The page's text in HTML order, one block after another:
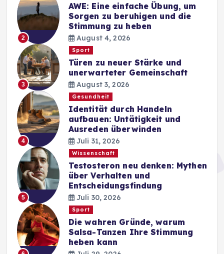
2
AWE: Eine einfache Übung, um
Sorgen zu beruhigen und die
Stimmung zu heben
August 4, 2026
3
Sport
Türen zu neuer Stärke und
unerwarteter Gemeinschaft
August 3, 2026
4
Gesundheit
Identität durch Handeln
aufbauen: Untätigkeit und
Ausreden überwinden
Juli 31, 2026
5
Wissenschaft
Testosteron neu denken: Mythen
über Verhalten und
Entscheidungsfindung
Juli 30, 2026
Sport
Die wahren Gründe, warum
Salsa-Tanzen Ihre Stimmung
heben kann